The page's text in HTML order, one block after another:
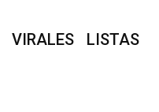
VIRALES LISTAS